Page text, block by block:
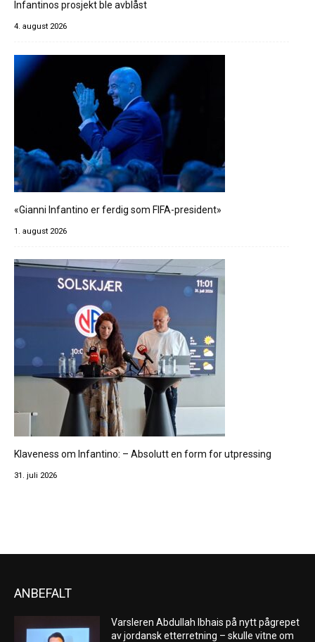
Infantinos prosjekt ble avblåst
4. august 2026
«Gianni Infantino er ferdig som FIFA-president»
1. august 2026
Klaveness om Infantino: – Absolutt en form for utpressing
31. juli 2026
ANBEFALT
Varsleren Abdullah Ibhais på nytt pågrepet
av jordansk etterretning – skulle vitne om